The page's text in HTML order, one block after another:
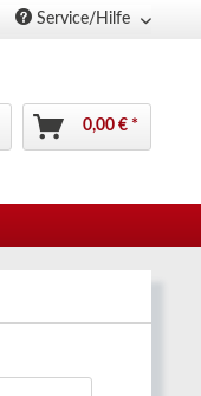
Service/Hilfe
0,00 € *